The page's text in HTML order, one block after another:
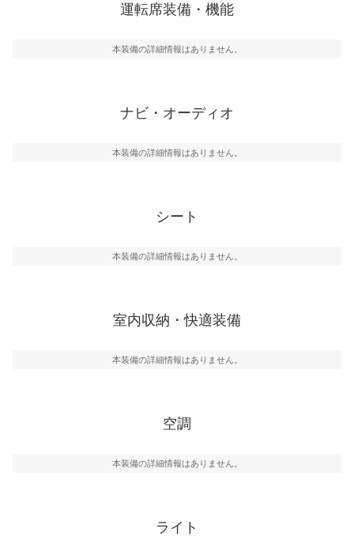
運転席装備・機能
本装備の詳細情報はありません。
ナビ・オーディオ
本装備の詳細情報はありません。
シート
本装備の詳細情報はありません。
室内収納・快適装備
本装備の詳細情報はありません。
空調
本装備の詳細情報はありません。
ライト